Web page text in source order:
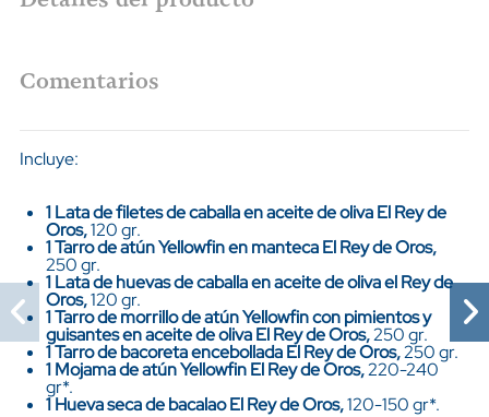
Comentarios
Incluye:
1 Lata de filetes de caballa en aceite de oliva El Rey de
Oros,120 gr.
1 Tarro de atún Yellowfin en manteca El Rey de Oros,
250 gr.
1 Lata de huevas de caballa en aceite de oliva el Rey de
Oros,120 gr.
1 Tarro de morrillo de atún Yellowfin con pimientos y
guisantes en aceite de oliva El Rey de Oros,250 gr.
1 Tarro de bacoreta encebollada El Rey de Oros,250 gr.
1 Mojama de atún Yellowfin El Rey de Oros,220-240
gr*.
1 Hueva seca de bacalao El Rey de Oros,120-150 gr*.